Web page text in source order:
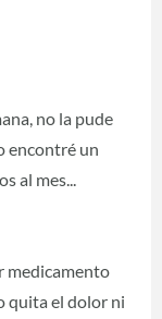
no la pude
encontré un
al mes...
medicamento
quita el dolor ni